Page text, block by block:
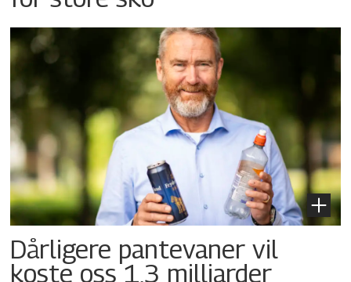
Dårligere pantevaner vil
koste oss 1,3 milliarder